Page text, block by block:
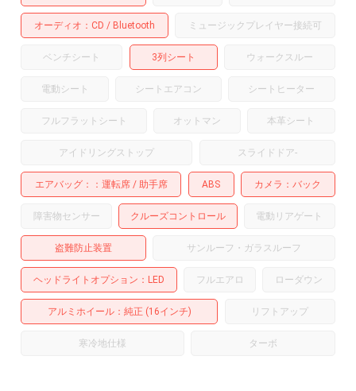
オーディオ CD Bluetooth ミュージックプレイヤー接続可
ベンチシート 3列シート ウォークスルー
電動シート シートエアコン シートヒーター
フルフラットシート オットマン 本革シート
アイドリングストップ スライドドア-
エアバッグ： 運転席 助手席 ABS カメラ バック
障害物センサー クルーズコントロール 電動リアゲート
盗難防止装置 サンルーフ・ガラスルーフ
ヘッドライトオプション LED フルエアロ ローダウン
アルミホイール：純正 (16インチ) リフトアップ
寒冷地仕様 ターボ